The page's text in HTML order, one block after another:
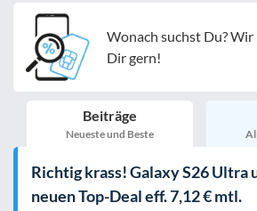
Wonach suchst Du? Wir
Dir gern!
Beiträge
Neueste und Beste
Richtig krass! Galaxy S26 Ultra
neuen Top-Deal eff. 7,12 € mtl.